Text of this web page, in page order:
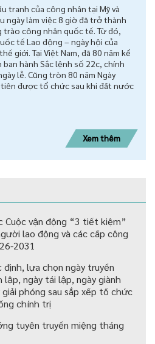
tranh của công nhân tại Mỹ và
ngày làm việc 8 giờ đã trở thành
trào công nhân quốc tế. Từ đó,
tế Lao động – ngày hội của
giới. Tại Việt Nam, đã 80 năm kể
hành Sắc lệnh số 22c, chính
lễ. Cũng tròn 80 năm Ngày
được tổ chức sau khi đất nước
Xem thêm
Cuộc vận động “3 tiết kiệm”
lao động và các cấp công
2031
định, lựa chọn ngày truyền
ngày tái lập, ngày giành
phóng sau sắp xếp tố chức
chính trị
tuyên truyền miệng tháng